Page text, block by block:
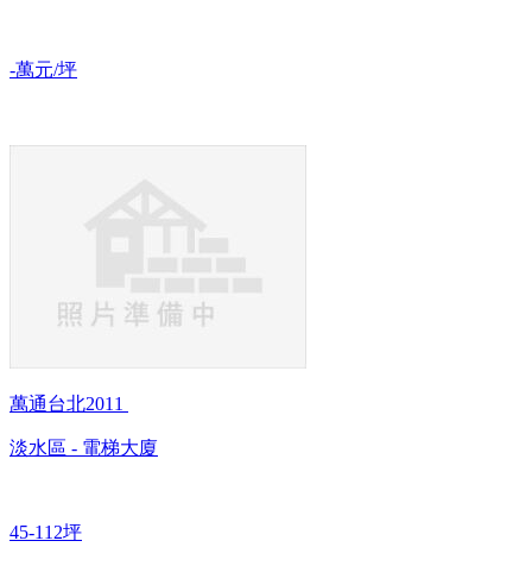
-萬元/坪
萬通台北2011
淡水區 - 電梯大廈
45-112坪